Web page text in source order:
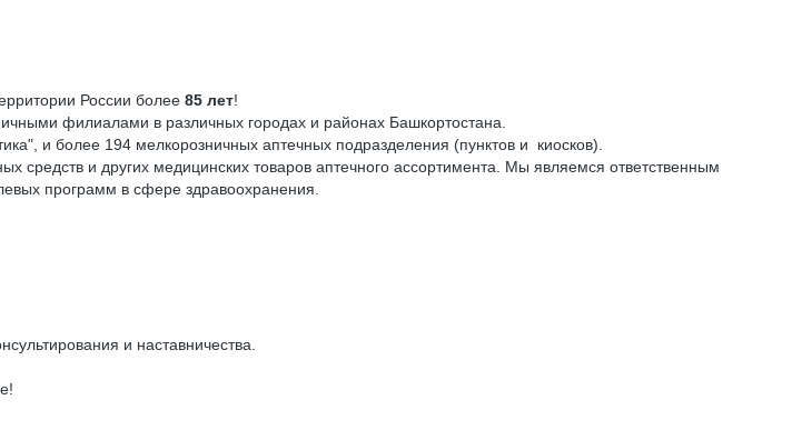
России более 85 лет!
филиалами в различных городах и районах Башкортостана.
и более 194 мелкорозничных аптечных подразделения (пунктов и киосков).
и других медицинских товаров аптечного ассортимента. Мы являемся ответственным
программ в сфере здравоохранения.
и наставничества.
дне!